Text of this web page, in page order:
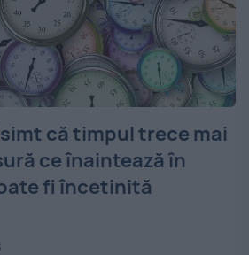
că timpul trece mai
ce înaintează în
fi încetinită